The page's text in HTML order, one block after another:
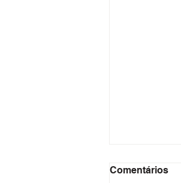
Comentários